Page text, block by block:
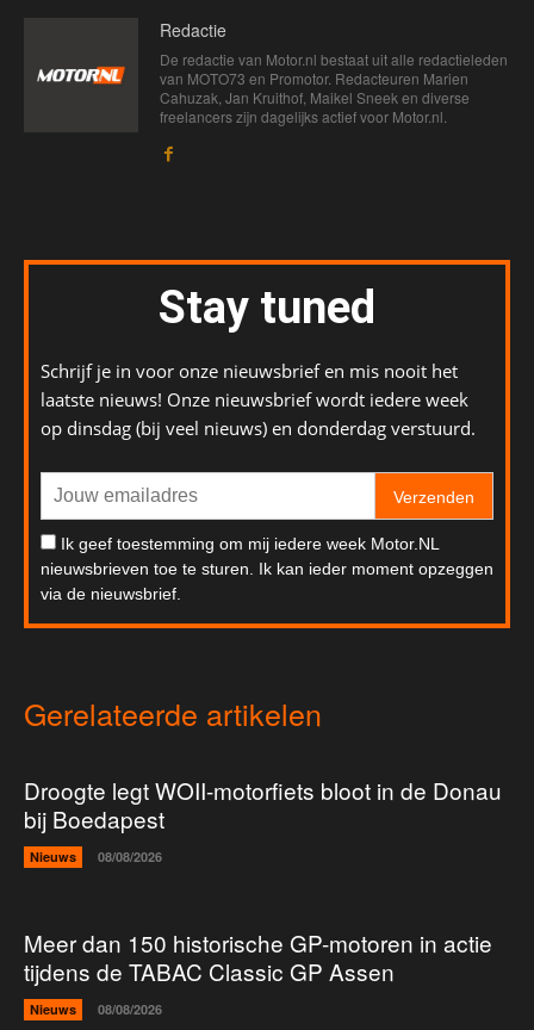
Redactie
De redactie van Motor.nl bestaat uit alle redactieleden
van MOTO73 en Promotor. Redacteuren Marien
Cahuzak, Jan Kruithof, Maikel Sneek en diverse
freelancers zijn dagelijks actief voor Motor.nl.
Stay tuned
Schrijf je in voor onze nieuwsbrief en mis nooit het
laatste nieuws! Onze nieuwsbrief wordt iedere week
op dinsdag (bij veel nieuws) en donderdag verstuurd.
Verzenden
Ik geef toestemming om mij iedere week Motor.NL
nieuwsbrieven toe te sturen. Ik kan ieder moment opzeggen
via de nieuwsbrief.
Gerelateerde artikelen
Droogte legt WOII-motorfiets bloot in de Donau
bij Boedapest
Nieuws 08/08/2026
Meer dan 150 historische GP-motoren in actie
tijdens de TABAC Classic GP Assen
Nieuws 08/08/2026